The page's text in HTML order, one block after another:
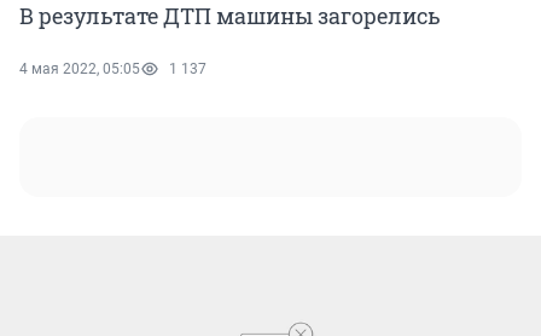
В результате ДТП машины загорелись
4 мая 2022, 05:05 1 137